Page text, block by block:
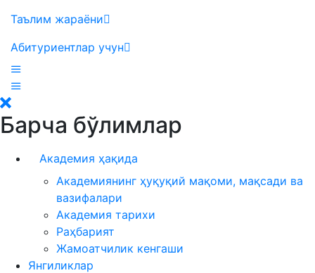
Таълим жараёни
Абитуриентлар учун
Барча бўлимлар
Академия ҳақида
Академиянинг ҳуқуқий мақоми, мақсади ва
вазифалари
Академия тарихи
Раҳбарият
Жамоатчилик кенгаши
Янгиликлар